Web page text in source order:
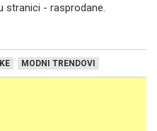
stranici - rasprodane.
MODNI TRENDOVI